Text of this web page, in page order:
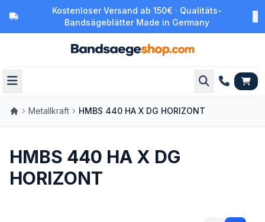
Kostenloser Versand ab 150€ · Qualitäts-
Bandsägeblätter Made in Germany
Metallkraft HMBS 440 HA X DG HORIZONT
HMBS 440 HA X DG
HORIZONT